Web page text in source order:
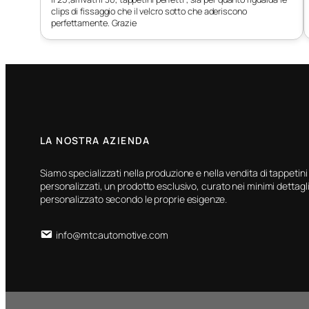
clips di fissaggio che il velcro sotto che aderiscono
perfettamente. Grazie
LA NOSTRA AZIENDA
Siamo specializzati nella produzione e nella vendita di
personalizzati, un prodotto esclusivo, curato nei minimi
personalizzato secondo le proprie esigenze.
info@mtcautomotive.com